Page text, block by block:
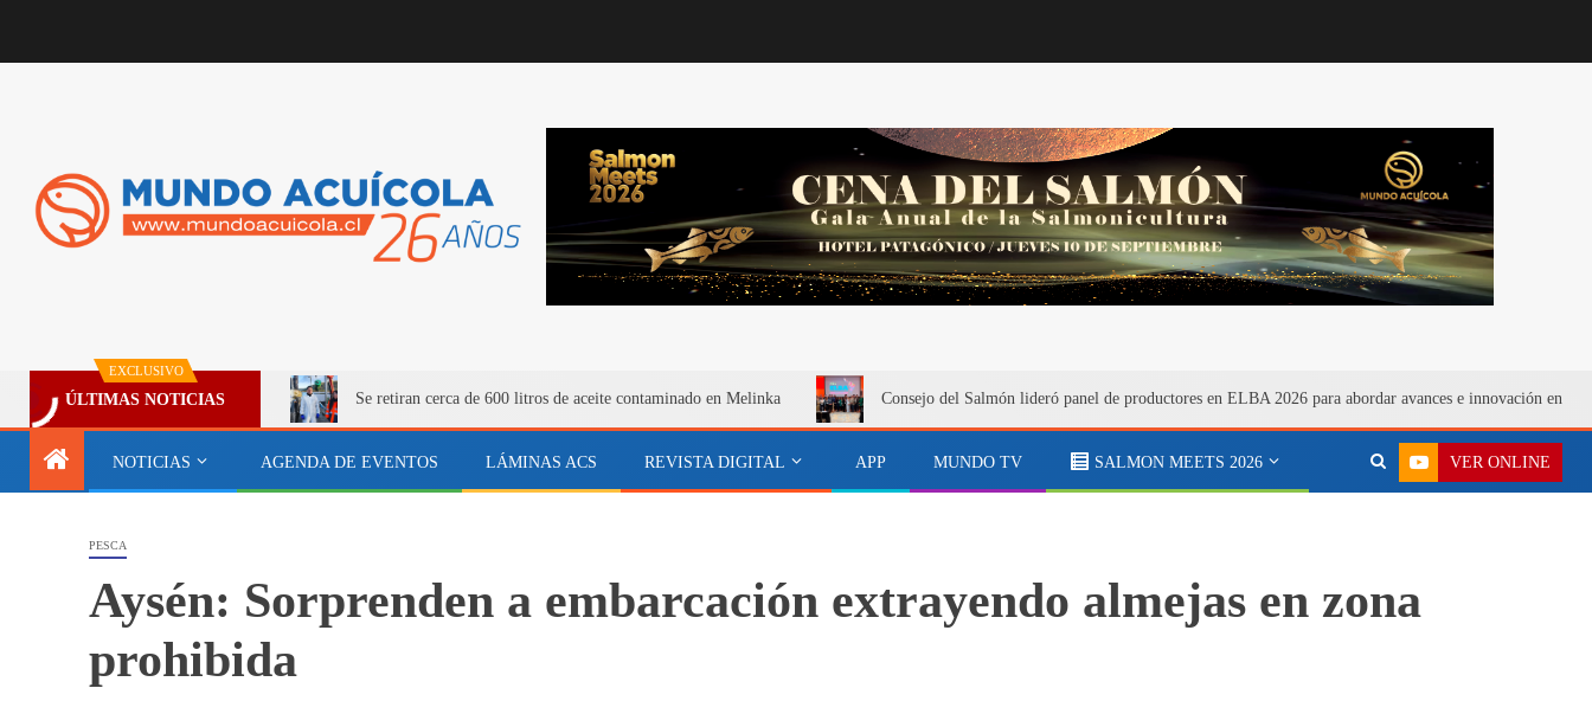
EXCLUSIVO
ÚLTIMAS NOTICIAS Se retiran cerca de 600 litros de aceite contaminado en Melinka Consejo del Salmón lideró panel de productores en ELBA 2026 para abordar avances e innovación en
NOTICIAS AGENDA DE EVENTOS LÁMINAS ACS REVISTA DIGITAL APP MUNDO TV SALMON MEETS 2026 VER ONLINE
PESCA
Aysén: Sorprenden a embarcación extrayendo almejas en zona
prohibida